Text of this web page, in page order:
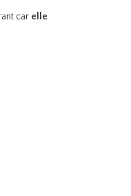
car elle